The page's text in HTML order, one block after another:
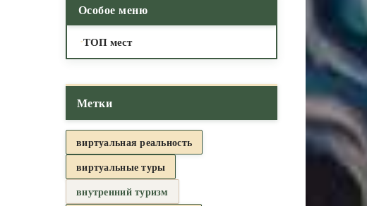
Особое меню
ТОП мест
Метки
виртуальная реальность
виртуальные туры
внутренний туризм